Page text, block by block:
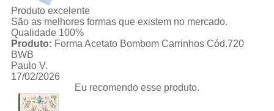
Produto excelente
São as melhores formas que existem no mercado.
Qualidade 100%
Produto: Forma Acetato Bombom Carrinhos Cód.720
BWB
Paulo V.
17/02/2026
Eu recomendo esse produto.